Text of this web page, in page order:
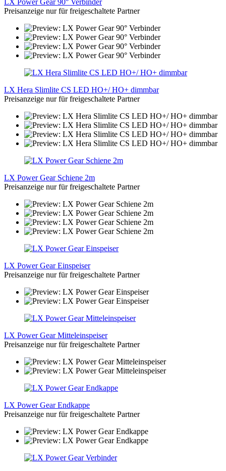
Preisanzeige nur für freigeschaltete Partner
LX Hera Slimlite CS LED HO+/ HO+ dimmbar
Preisanzeige nur für freigeschaltete Partner
LX Power Gear Schiene 2m
Preisanzeige nur für freigeschaltete Partner
LX Power Gear Einspeiser
Preisanzeige nur für freigeschaltete Partner
LX Power Gear Mitteleinspeiser
Preisanzeige nur für freigeschaltete Partner
LX Power Gear Endkappe
Preisanzeige nur für freigeschaltete Partner